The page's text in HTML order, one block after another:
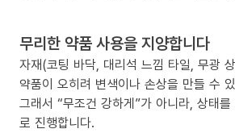
무리한 약품 사용을 지양합니다
자재(코팅 바닥, 대리석 느낌 타일, 무광
약품이 오히려 변색이나 손상을 만들 수
그래서 “무조건 강하게”가 아니라, 상태
로 진행합니다.